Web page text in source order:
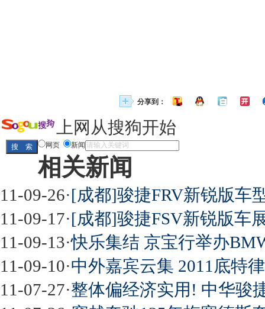
分享到：
上网从搜狗开始
网页 新闻
相关新闻
11-09-26·[成都]骏捷FRV新锐版车
11-09-17·[成都]骏捷FSV新锐版车
11-09-13·快乐集结 京宝行举办
11-09-10·中外嘉宾云集 2011底特
11-07-27·整体偏经济实用! 中华骏